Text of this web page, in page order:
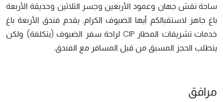
ساحة نقش جهان وعمود الأربعین وجسر الثلاثین وحدیقة الأربعة
باغ جاهز لاستقبالکم أیها الضیوف الکرام. یقدم فندق الأربعة باغ
خدمات تشریفات المطار CIP لراحة سفر الضیوف (بتکلفة) ولکن
یتطلب الحجز المسبق من قبل المسافر مع الفندق.
مرافق